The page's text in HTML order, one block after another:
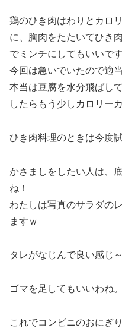
鶏のひき肉はわりとカロ
に、胸肉をたたいてひき
でミンチにしてもいいです
今回は急いでいたので適
本当は豆腐を水分飛ばし
したらもう少しカロリー
ひき肉料理のときは今度
かさましをしたい人は、
ね！
わたしは写真のサラダの
ますｗ
タレがなじんで良い感じ～
ゴマを足してもいいわね。
これでコンビニのおにぎ